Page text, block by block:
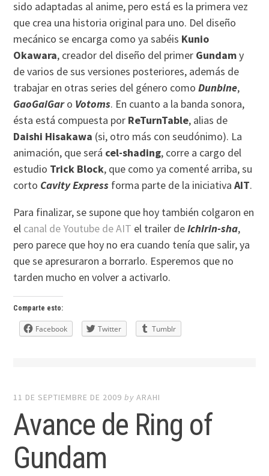
sido adaptadas al anime, pero está es la primera vez
que crea una historia original para uno. Del diseño
mecánico se encarga como ya sabéis Kunio
Okawara, creador del diseño del primer Gundamy
de varios de sus versiones posteriores, además de
trabajar en otras series del género comoDunbine,
GaoGaiGaro Votoms. En cuanto a la banda sonora,
ésta está compuesta por ReTurnTable, alias de
Daishi Hisakawa (si, otro más con seudónimo). La
animación, que será cel-shading, corre a cargo del
estudio Trick Block, que como ya comenté arriba, su
corto Cavity Express forma parte de la iniciativaAIT.
Para finalizar, se supone que hoy también colgaron en
el canal de Youtube de AIT el trailer deIchirin-sha,
pero parece que hoy no era cuando tenía que salir, ya
que se apresuraron a borrarlo. Esperemos que no
tarden mucho en volver a activarlo.
Comparte esto:
Facebook Twitter Tumblr
11 DE SEPTIEMBRE DE 2009 byARAHI
Avance de Ring of
Gundam